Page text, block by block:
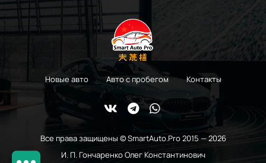
Новые авто Авто с пробегом Контакты
Все права защищены © SmartAuto.Pro 2015 — 2026
И. П. Гончаренко Олег Константинович